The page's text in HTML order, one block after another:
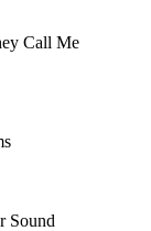
Call Me
Sound